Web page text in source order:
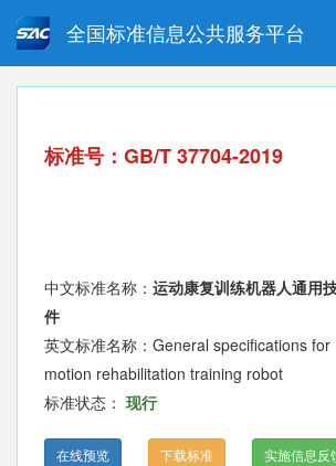
全国标准信息公共服务平台
强制性国家标准 推
指导性技术文件 (National
标准号：GB/T 37704-2019
中文标准名称： 运动康复训练机器人通用
件
英文标准名称：General specifications for
motion rehabilitation training robot
标准状态： 现行
在线预览 下载标准 实施信息反